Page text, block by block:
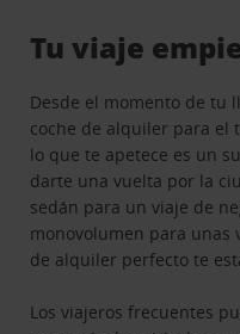
Tu viaje
Desde el momento de tu
coche de alquiler para el
lo que te apetece es un
darte una vuelta por la
sedán para un viaje de
monovolumen para unas
de alquiler perfecto te
Los viajeros frecuentes